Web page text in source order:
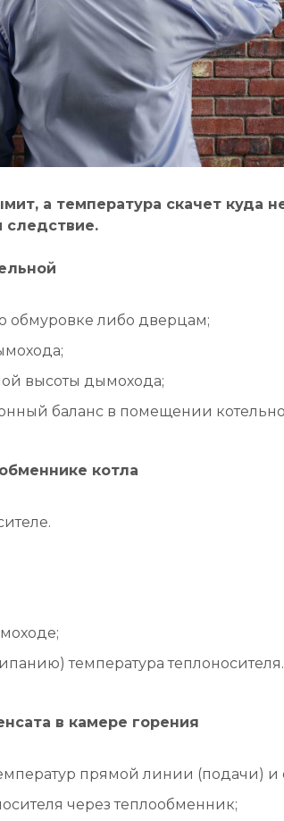
а температура скачет куда
обмуровке либо дверцам;
высоты дымохода;
баланс в помещении
котла
температура теплоносителя.
в камере горения
прямой линии (подачи) и
через теплообменник;